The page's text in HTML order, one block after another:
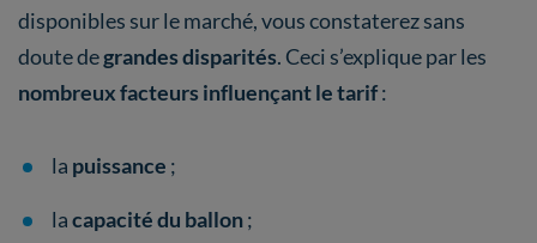
disponibles sur le marché, vous constaterez sans
doute degrandes disparités. Ceci s’explique par les
nombreux facteurs influençant le tarif:
la puissance ;
lacapacité du ballon;